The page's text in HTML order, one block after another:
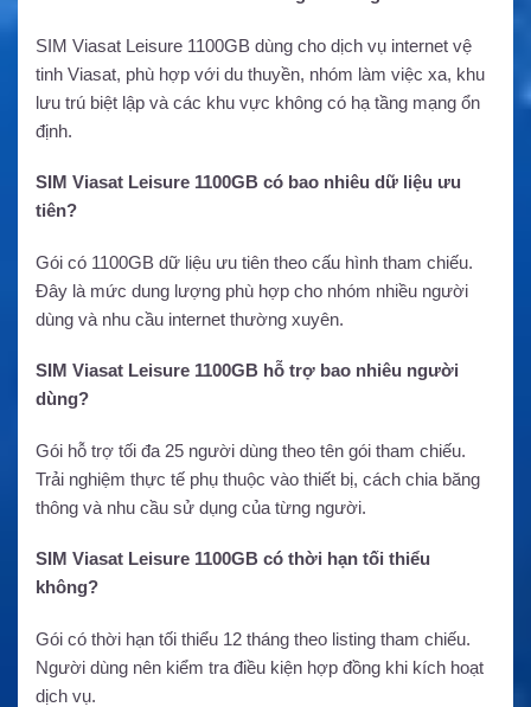
SIM Viasat Leisure 1100GB dùng cho dịch vụ internet vệ
tinh Viasat, phù hợp với du thuyền, nhóm làm việc xa, khu
lưu trú biệt lập và các khu vực không có hạ tầng mạng ổn
định.
SIM Viasat Leisure 1100GB có bao nhiêu dữ liệu ưu
tiên?
Gói có 1100GB dữ liệu ưu tiên theo cấu hình tham chiếu.
Đây là mức dung lượng phù hợp cho nhóm nhiều người
dùng và nhu cầu internet thường xuyên.
SIM Viasat Leisure 1100GB hỗ trợ bao nhiêu người
dùng?
Gói hỗ trợ tối đa 25 người dùng theo tên gói tham chiếu.
Trải nghiệm thực tế phụ thuộc vào thiết bị, cách chia băng
thông và nhu cầu sử dụng của từng người.
SIM Viasat Leisure 1100GB có thời hạn tối thiểu
không?
Gói có thời hạn tối thiểu 12 tháng theo listing tham chiếu.
Người dùng nên kiểm tra điều kiện hợp đồng khi kích hoạt
dịch vụ.